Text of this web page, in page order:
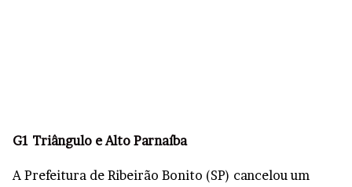
G1 Triângulo e Alto Parnaíba
A Prefeitura de Ribeirão Bonito (SP) cancelou um